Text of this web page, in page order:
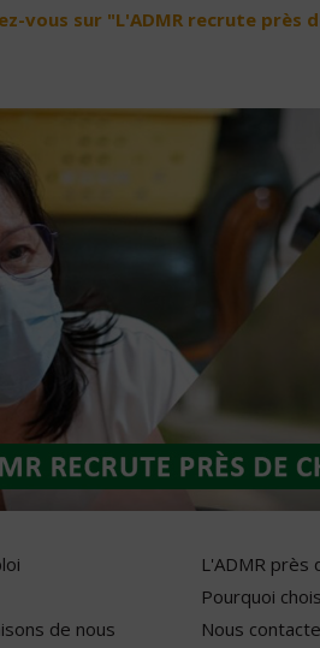
vous sur "L'ADMR recrute près
de nous
L'ADMR près
Pourquoi
Nous